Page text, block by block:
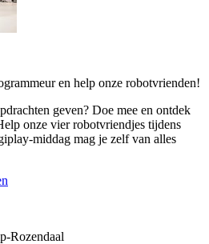
en help onze robotvrienden!
geven? Doe mee en ontdek
onze vier robotvriendjes tijdens
middag mag je zelf van alles
Rozendaal